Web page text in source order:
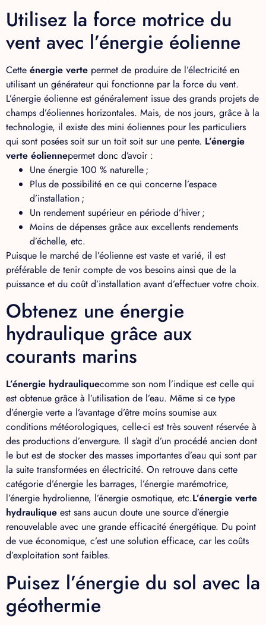
Utilisez la force motrice du
vent avec l’énergie éolienne
Cette énergie verte permet de produire de l’électricité en
utilisant un générateur qui fonctionne par la force du vent.
L’énergie éolienne est généralement issue des grands projets de
champs d’éoliennes horizontales. Mais, de nos jours, grâce à la
technologie, il existe des mini éoliennes pour les particuliers
qui sont posées soit sur un toit soit sur une pente. L’énergie
verte éoliennepermet donc d’avoir :
Une énergie 100 % naturelle ;
Plus de possibilité en ce qui concerne l’espace
d’installation ;
Un rendement supérieur en période d’hiver ;
Moins de dépenses grâce aux excellents rendements
d’échelle, etc.
Puisque le marché de l’éolienne est vaste et varié, il est
préférable de tenir compte de vos besoins ainsi que de la
puissance et du coût d’installation avant d’effectuer votre choix.
Obtenez une énergie
hydraulique grâce aux
courants marins
L’énergie hydrauliquecomme son nom l’indique est celle qui
est obtenue grâce à l’utilisation de l’eau. Même si ce type
d’énergie verte a l’avantage d’être moins soumise aux
conditions météorologiques, celle-ci est très souvent réservée à
des productions d’envergure. Il s’agit d’un procédé ancien dont
le but est de stocker des masses importantes d’eau qui sont par
la suite transformées en électricité. On retrouve dans cette
catégorie d’énergie les barrages, l’énergie marémotrice,
l’énergie hydrolienne, l’énergie osmotique, etc.L’énergie verte
hydraulique est sans aucun doute une source d’énergie
renouvelable avec une grande efficacité énergétique. Du point
de vue économique, c’est une solution efficace, car les coûts
d’exploitation sont faibles.
Puisez l’énergie du sol avec la
géothermie